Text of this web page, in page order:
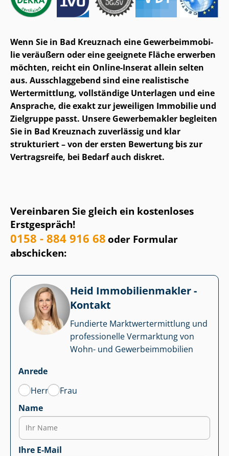
Wenn Sie in Bad Kreuznach eine Ge­wer­be­im­mo­bi­
lie veräußern oder eine geeignete Fläche erwerben
möchten, reicht ein Online-Inserat allein selten
aus. Ausschlaggebend sind eine realistische
Wertermittlung, vollständige Unterlagen und eine
Ansprache, die exakt zur jeweiligen Immobilie und
Zielgruppe passt. Unsere Gewerbemakler begleiten
Sie in Bad Kreuznach zuverlässig und klar
strukturiert – von der ersten Bewertung bis zur
Vertragsreife, bei Bedarf auch diskret.
Vereinbaren Sie gleich ein kostenloses
Erstgespräch!
0158 - 884 916 68oder Formular
abschicken:
Heid Im­mo­bi­li­en­mak­ler -
Kontakt
Fundierte Markt­wert­ermitt­lung und
professionelle Vermarktung von
Wohn- und Ge­wer­be­im­mo­bi­li­en
Anrede
Herr
Frau
Name
Ihre E-Mail